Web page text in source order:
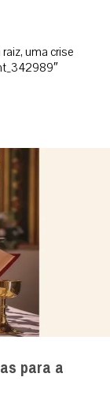
uma crise
para a